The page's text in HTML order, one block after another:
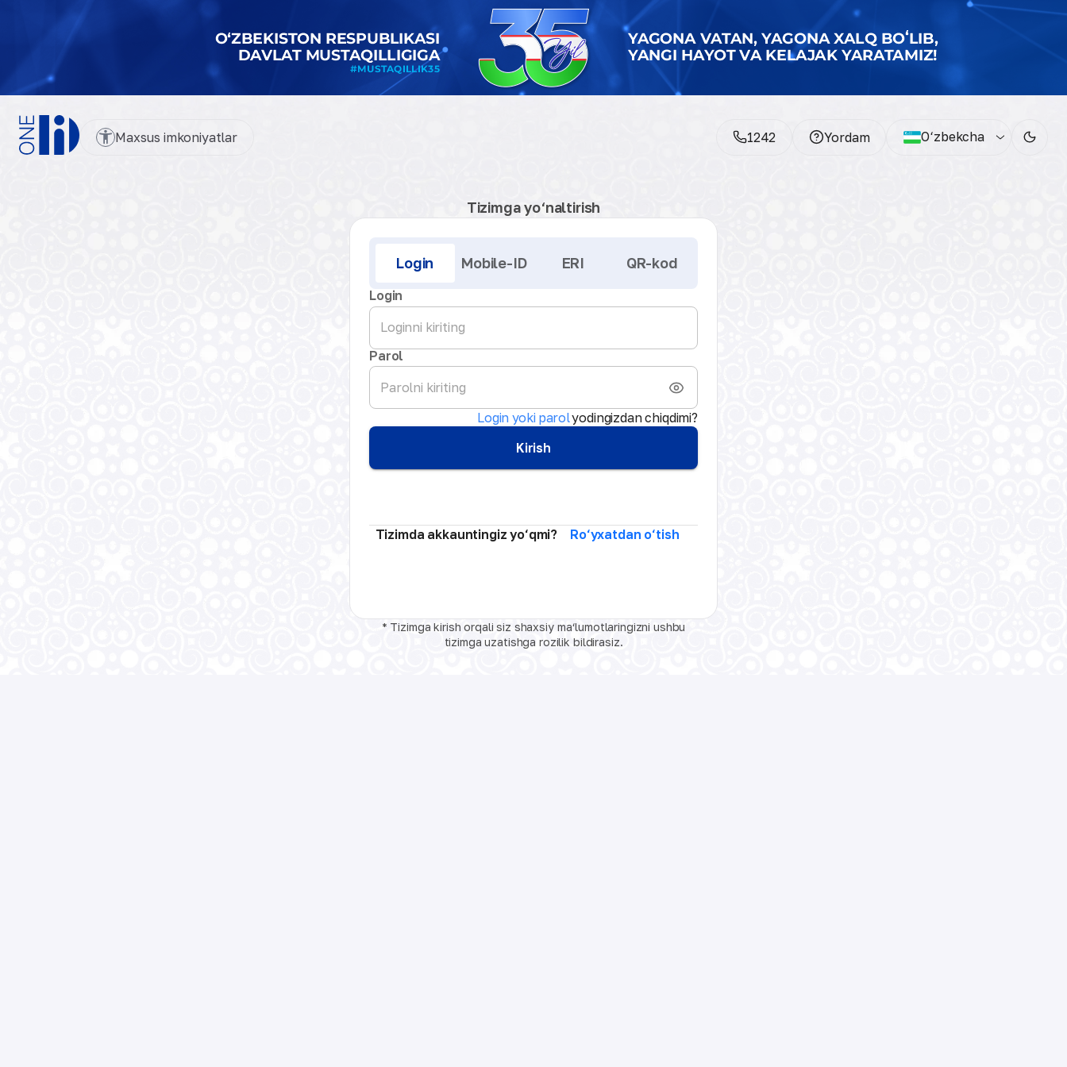
Maxsus imkoniyatlar 1242 Yordam O‘zbekcha
Tizimga yo‘naltirish
Kirish
Login Mobile-ID ERI QR-kod
Login
Parol
Login yoki parolyodingizdan chiqdimi?
Kirish
Tizimda akkauntingiz yo‘qmi? Ro‘yxatdan o‘tish
* Tizimga kirish orqali siz shaxsiy ma‘lumotlaringizni ushbu
tizimga uzatishga rozilik bildirasiz.